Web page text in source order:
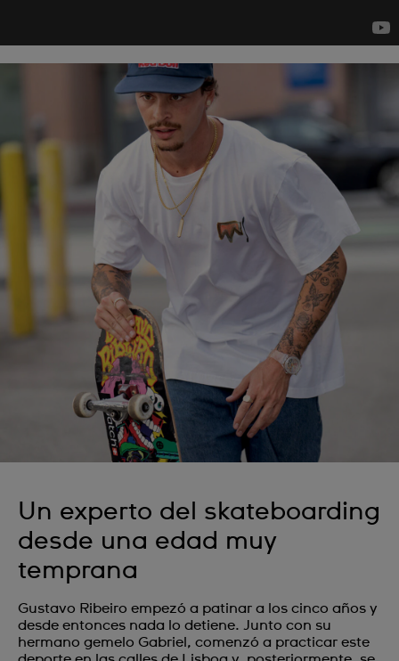
Un experto del skateboarding
desde una edad muy
temprana
Gustavo Ribeiro empezó a patinar a los cinco años y
desde entonces nada lo detiene. Junto con su
hermano gemelo Gabriel, comenzó a practicar este